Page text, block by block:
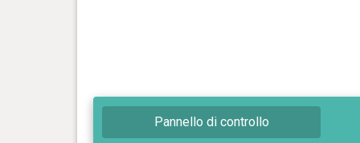
Pannello di controllo